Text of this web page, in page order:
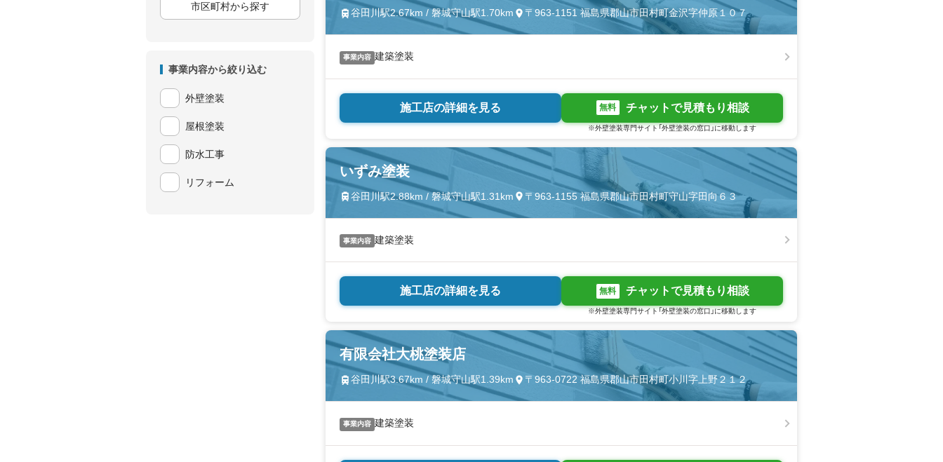
市区町村から探す
事業内容から絞り込む
外壁塗装
屋根塗装
防水工事
リフォーム
谷田川駅2.67km / 磐城守山駅1.70km 〒963-1151 福島県郡山市田村町金沢字仲原１０７
事業内容 建築塗装
施工店の詳細を見る 無料 チャットで見積もり相談
※外壁塗装専門サイト「外壁塗装の窓口」に移動します
いずみ塗装
谷田川駅2.88km / 磐城守山駅1.31km 〒963-1155 福島県郡山市田村町守山字田向６３
事業内容 建築塗装
施工店の詳細を見る 無料 チャットで見積もり相談
※外壁塗装専門サイト「外壁塗装の窓口」に移動します
有限会社大桃塗装店
谷田川駅3.67km / 磐城守山駅1.39km 〒963-0722 福島県郡山市田村町小川字上野２１２
事業内容 建築塗装